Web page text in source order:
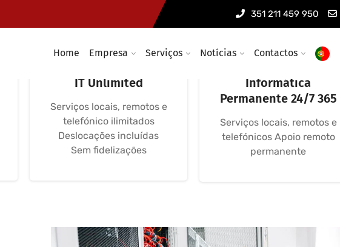
351 211 459 950
Home Empresa Serviços Notícias Contactos
IT Unlimited
Serviços locais, remotos e
telefónico ilimitados
Deslocações incluídas
Sem fidelizações
Informática
Permanente 24/7 365
Serviços locais, remotos e
telefónicos Apoio remoto
permanente